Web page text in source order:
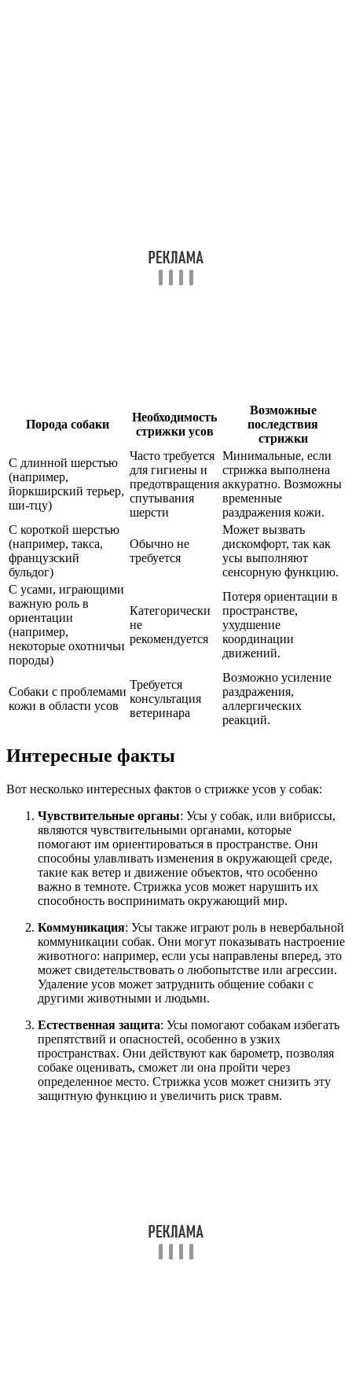
Порода собаки
Необходимость
стрижки усов
Возможные
последствия
стрижки
С длинной шерстью
(например,
йоркширский терьер,
ши-тцу)
Часто требуется
для гигиены и
предотвращения
спутывания
шерсти
Минимальные, если
стрижка выполнена
аккуратно. Возможны
временные
раздражения кожи.
С короткой шерстью
(например, такса,
французский
бульдог)
Обычно не
требуется
Может вызвать
дискомфорт, так как
усы выполняют
сенсорную функцию.
С усами, играющими
важную роль в
ориентации
(например,
некоторые охотничьи
породы)
Категорически
не
рекомендуется
Потеря ориентации в
пространстве,
ухудшение
координации
движений.
Собаки с проблемами
кожи в области усов
Требуется
консультация
ветеринара
Возможно усиление
раздражения,
аллергических
реакций.
Интересные факты
Вот несколько интересных фактов о стрижке усов у собак:
Чувствительные органы: Усы у собак, или вибриссы,
являются чувствительными органами, которые
помогают им ориентироваться в пространстве. Они
способны улавливать изменения в окружающей среде,
такие как ветер и движение объектов, что особенно
важно в темноте. Стрижка усов может нарушить их
способность воспринимать окружающий мир.
Коммуникация: Усы также играют роль в невербальной
коммуникации собак. Они могут показывать настроение
животного: например, если усы направлены вперед, это
может свидетельствовать о любопытстве или агрессии.
Удаление усов может затруднить общение собаки с
другими животными и людьми.
Естественная защита: Усы помогают собакам избегать
препятствий и опасностей, особенно в узких
пространствах. Они действуют как барометр, позволяя
собаке оценивать, сможет ли она пройти через
определенное место. Стрижка усов может снизить эту
защитную функцию и увеличить риск травм.